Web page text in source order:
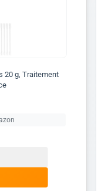
20 g, Traitement